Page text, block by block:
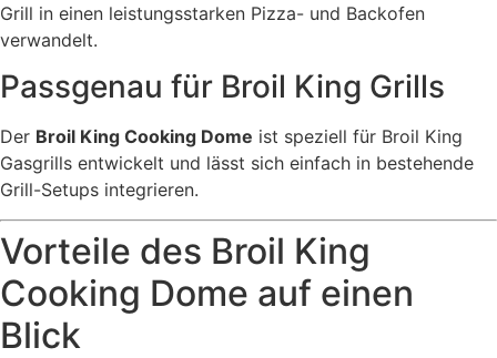
Grill in einen leistungsstarken Pizza- und Backofen
verwandelt.
Passgenau für Broil King Grills
Der Broil King Cooking Dome ist speziell für Broil King
Gasgrills entwickelt und lässt sich einfach in bestehende
Grill-Setups integrieren.
Vorteile des Broil King
Cooking Dome auf einen
Blick